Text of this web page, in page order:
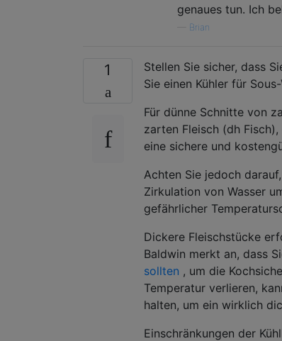
genaues tun. Ich
Brian
1
Stellen Sie sicher, dass
Sie einen Kühler für
Für dünne Schnitte von
zarten Fleisch (dh
eine sichere und
Achten Sie jedoch
Zirkulation von Wasser
gefährlicher
Dickere Fleischstücke
Baldwin merkt an, dass
sollten , um die
Temperatur verlieren,
halten, um ein wirklich
Einschränkungen der